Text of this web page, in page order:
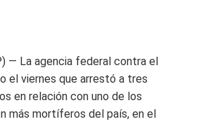
— La agencia federal contra el
el viernes que arrestó a tres
en relación con uno de los
más mortíferos del país, en el